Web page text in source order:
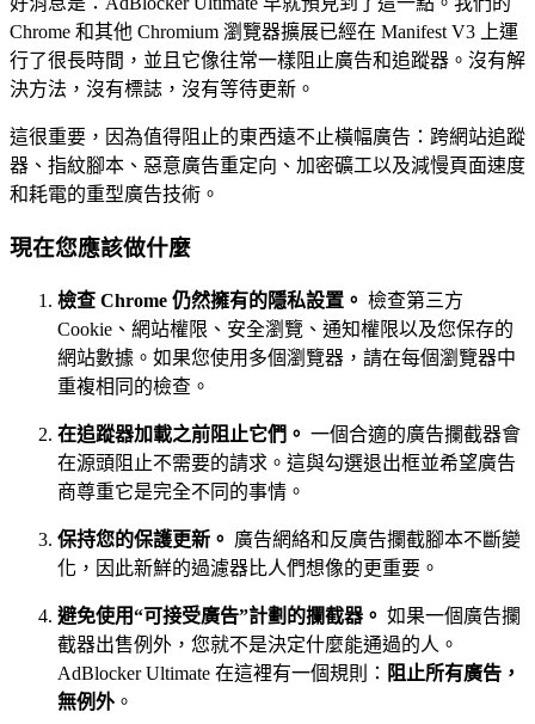
Chrome 和其他 Chromium 瀏覽器擴展已經在 Manifest V3 上運
行了很長時間，並且它像往常一樣阻止廣告和追蹤器。沒有解
決方法，沒有標誌，沒有等待更新。
這很重要，因為值得阻止的東西遠不止橫幅廣告：跨網站追蹤
器、指紋腳本、惡意廣告重定向、加密礦工以及減慢頁面速度
和耗電的重型廣告技術。
現在您應該做什麼
檢查 Chrome 仍然擁有的隱私設置。 檢查第三方
Cookie、網站權限、安全瀏覽、通知權限以及您保存的
網站數據。如果您使用多個瀏覽器，請在每個瀏覽器中
重複相同的檢查。
在追蹤器加載之前阻止它們。 一個合適的廣告攔截器會
在源頭阻止不需要的請求。這與勾選退出框並希望廣告
商尊重它是完全不同的事情。
保持您的保護更新。 廣告網絡和反廣告攔截腳本不斷變
化，因此新鮮的過濾器比人們想像的更重要。
避免使用“可接受廣告”計劃的攔截器。 如果一個廣告攔
截器出售例外，您就不是決定什麼能通過的人。
AdBlocker Ultimate 在這裡有一個規則： 阻止所有廣告，
無例外 。